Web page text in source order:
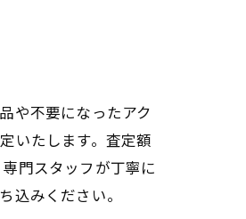
や不要になったアク
いたします。査定額
門スタッフが丁寧に
込みください。